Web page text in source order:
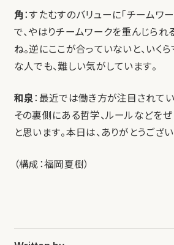
角 ：すたむすのバリューに「チームワ
で、やはりチームワークを重んじられ
ね。逆にここが合っていないと、いく
な人でも、難しい気がしています。
和泉：最近では働き方が注目されてい
その裏側にある哲学、ルールなどを
と思います。本日は、ありがとうござい
（構成：福岡夏樹）